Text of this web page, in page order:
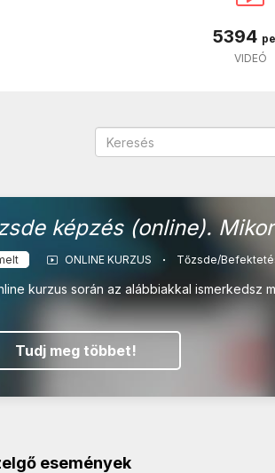
5394
VIDEÓ
képzés (online).
ONLINE KURZUS Tőzsde/
kurzus során az alábbiakkal ismerkedsz
Tudj meg többet!
események